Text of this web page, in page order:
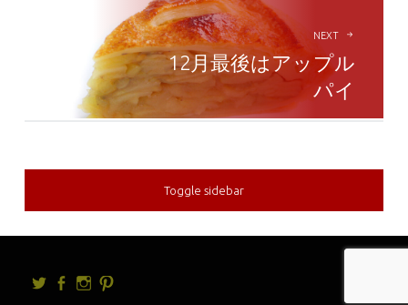
NEXT
12月最後はアップル
パイ
Toggle sidebar
Twitterfacebook
Instagram